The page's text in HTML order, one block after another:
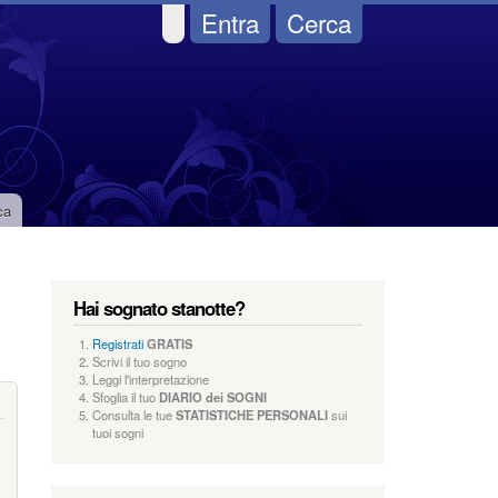
Cerca
Entra
Hai sognato stanotte?
RegistratiGRATIS
Scrivi il tuo sogno
Leggi l'interpretazione
Sfoglia il tuo DIARIO dei SOGNI
Consulta le tueSTATISTICHE PERSONALIsui
tuoi sogni